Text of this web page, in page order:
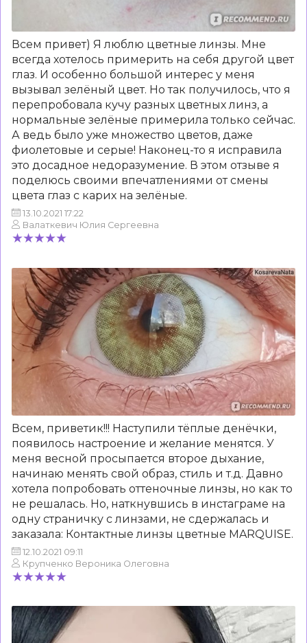
Всем привет) Я люблю цветные линзы. Мне
всегда хотелось примерить на себя другой цвет
глаз. И особенно большой интерес у меня
вызывал зелёный цвет. Но так получилось, что я
перепробовала кучу разных цветных линз, а
нормальные зелёные примерила только сейчас.
А ведь было уже множество цветов, даже
фиолетовые и серые! Наконец-то я исправила
это досадное недоразумение. В этом отзыве я
поделюсь своими впечатлениями от смены
цвета глаз с карих на зелёные.
13.10.2021 17:22
Валаткевич Юлия Сергеевна
Всем, приветик!!! Наступили тёплые денёчки,
появилось настроение и желание менятся. У
меня весной просыпается второе дыхание,
начинаю менять свой образ, стиль и т.д. Давно
хотела попробовать оттеночные линзы, но как то
не решалась. Но, наткнувшись в инстаграме на
одну страничку с линзами, не сдержалась и
заказала: Контактные линзы цветные MARQUISE.
12.10.2021 09:11
Крупченко Вероника Олеговна